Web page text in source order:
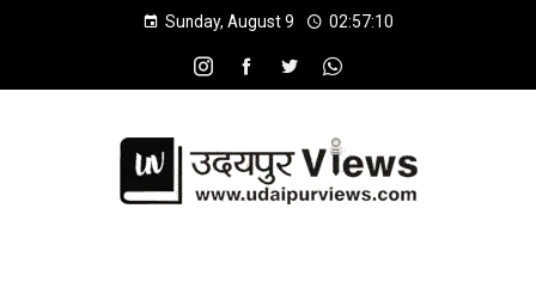
Sunday, August 9 02:57:10